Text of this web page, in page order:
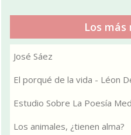
Los
José Sáez
El porqué de la vida - Léon
Estudio Sobre La Poesía
Los animales, ¿tienen alma?